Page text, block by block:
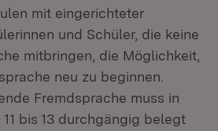
mit eingerichteter
und Schüler, die keine
mitbringen, die Möglichkeit,
neu zu beginnen.
Fremdsprache muss in
bis 13 durchgängig belegt